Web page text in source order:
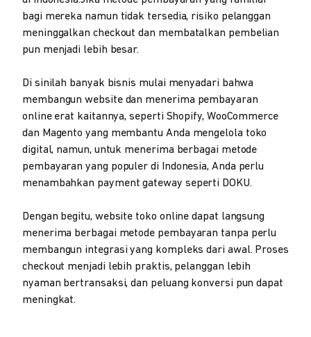
bagi mereka namun tidak tersedia, risiko pelanggan
meninggalkan checkout dan membatalkan pembelian
pun menjadi lebih besar.
Di sinilah banyak bisnis mulai menyadari bahwa
membangun website dan menerima pembayaran
online erat kaitannya, seperti Shopify, WooCommerce
dan Magento yang membantu Anda mengelola toko
digital, namun, untuk menerima berbagai metode
pembayaran yang populer di Indonesia, Anda perlu
menambahkan payment gateway seperti DOKU.
Dengan begitu, website toko online dapat langsung
menerima berbagai metode pembayaran tanpa perlu
membangun integrasi yang kompleks dari awal. Proses
checkout menjadi lebih praktis, pelanggan lebih
nyaman bertransaksi, dan peluang konversi pun dapat
meningkat.